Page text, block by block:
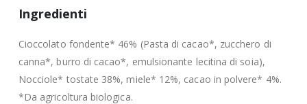
Ingredienti
Cioccolato fondente* 46% (Pasta di cacao*, zucchero di
canna*, burro di cacao*, emulsionante lecitina di soia),
Nocciole* tostate 38%, miele* 12%, cacao in polvere* 4%.
*Da agricoltura biologica.